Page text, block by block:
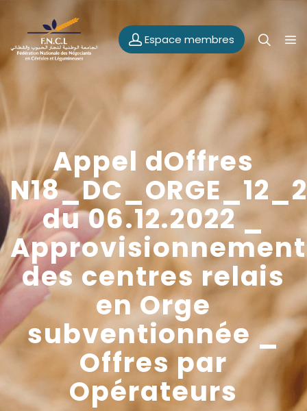
Espace membres
Appel dOffres
du 06.12.2022 _
Approvisionnement
des centres relais
en Orge
subventionnée _
Offres par
Opérateurs